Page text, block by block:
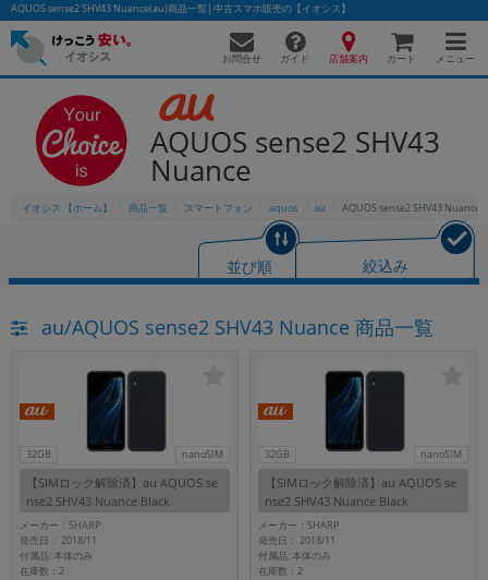
AQUOS sense2 SHV43 Nuance(au)商品一覧│中古スマホ販売の【イオシス】
お問合せ ガイド 店舗案内 カート メニュー
AQUOS sense2 SHV43
Nuance
イオシス 【ホーム】 商品一覧 スマートフォン aquos au AQUOS sense2 SHV43 Nuance
並び順 絞込み
au/AQUOS sense2 SHV43 Nuance 商品一覧
32GB nanoSIM
【SIMロック解除済】au AQUOS se
nse2 SHV43 Nuance Black
メーカー：SHARP
発売日： 2018/11
付属品: 本体のみ
在庫数：2
32GB nanoSIM
【SIMロック解除済】au AQUOS se
nse2 SHV43 Nuance Black
メーカー：SHARP
発売日： 2018/11
付属品: 本体のみ
在庫数：2
かんたんパソコン検索に切り替える
人気の検索ワード：Let's noteEliteBook MacBook
カテゴリー
商品ジャンルの絞り込み
「スマートフォン」「タブレット」など
シリーズ
「iPhone」「Xperia」「Galaxy」など
メーカー
製造、販売メーカーの絞り込み
「Apple」「SONY」「SHARP」など